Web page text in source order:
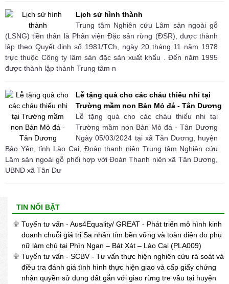
Lịch sử hình thành
Trung tâm Nghiên cứu Lâm sản ngoài gỗ
(LSNG) tiền thân là Phân viện Đặc sản rừng (ĐSR), được thành
lập theo Quyết định số 1981/TCh, ngày 20 tháng 11 năm 1978
trực thuộc Công ty lâm sản đặc sản xuất khẩu . Đến năm 1995
được thành lập thành Trung tâm n
Lễ tặng quà cho các cháu thiếu nhi tại
Trường mầm non Bản Mỏ đá - Tân Dương
Lễ tặng quà cho các cháu thiếu nhi tại
Trường mầm non Bản Mỏ đá - Tân Dương
Ngày 05/03/2024 tại xã Tân Dương, huyện
Bảo Yên, tỉnh Lào Cai, Đoàn thanh niên Trung tâm Nghiên cứu
Lâm sản ngoài gỗ phối hợp với Đoàn Thanh niên xã Tân Dương,
UBND xã Tân Dư
TIN NỔI BẬT
Tuyển tư vấn - Aus4Equality/ GREAT - Phát triển mô hình kinh
doanh chuỗi giá trị Sa nhân tím bền vững và toàn diện do phụ
nữ làm chủ tại Phìn Ngan – Bát Xát – Lào Cai (PLA009)
Tuyển tư vấn - SCBV - Tư vấn thực hiện nghiên cứu rà soát và
điều tra đánh giá tình hình thực hiện giao và cấp giấy chứng
nhận quyền sử dụng đất gắn với giao rừng tre vầu tại huyện